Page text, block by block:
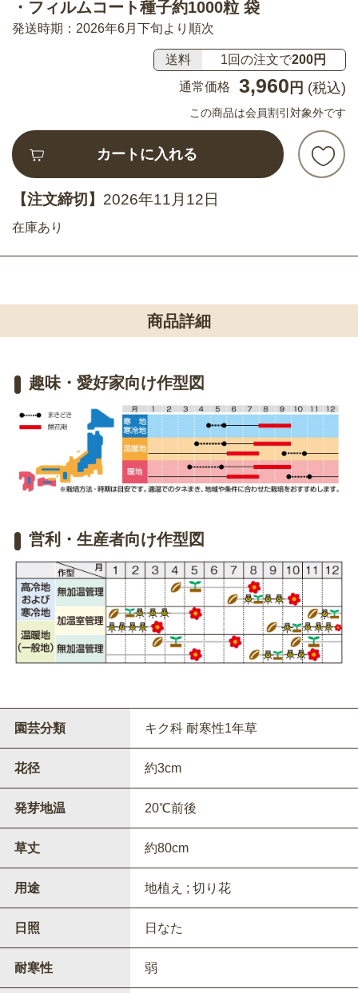
・フィルムコート種子約1000粒 袋
発送時期：2026年6月下旬より順次
送料 1回の注文で200円
通常価格
3,960 円 (税込)
この商品は会員割引対象外です
カートに入れる
【注文締切】 2026年11月12日
在庫あり
商品詳細
趣味・愛好家向け作型図
営利・生産者向け作型図
園芸分類 キク科 耐寒性1年草
花径 約3cm
発芽地温 20℃前後
草丈 約80cm
用途 地植え ; 切り花
日照 日なた
耐寒性 弱